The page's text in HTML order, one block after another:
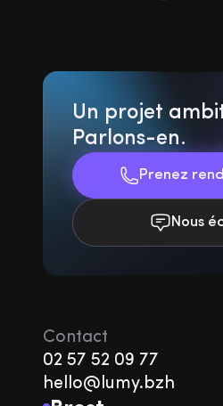
Un projet
Parlons-en.
Prenez
Nous
Contact
02 57 52 09 77
hello@lumy.bzh